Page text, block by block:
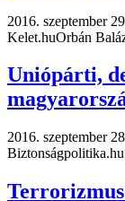
2016. szeptember
Kelet.huOrbán
Uniópárti,
2016. szeptember
Biztonságpolitika.hu
Terrorizmus